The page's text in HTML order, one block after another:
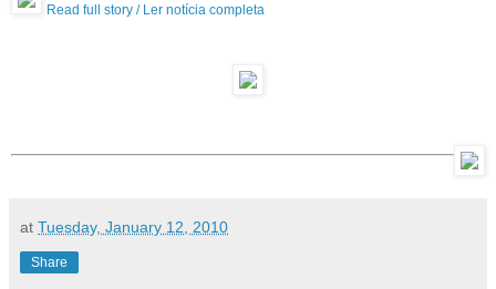
Read full story / Ler notícia completa
at Tuesday, January 12, 2010
Share